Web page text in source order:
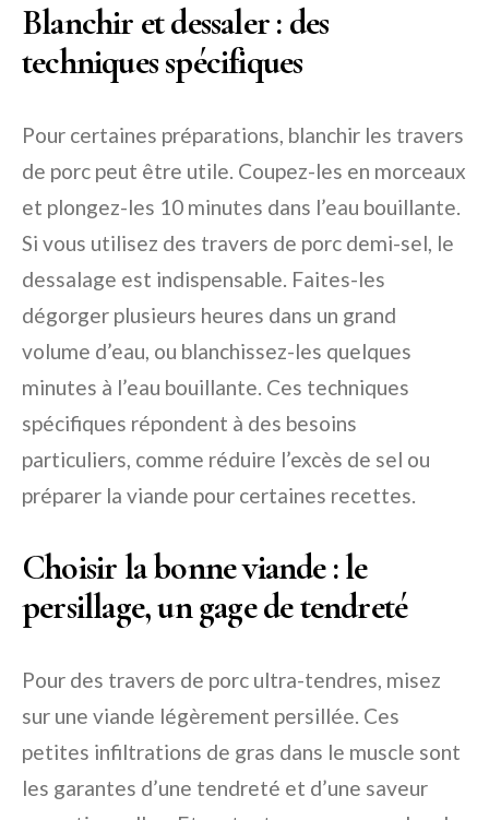
Blanchir et dessaler : des
techniques spécifiques
Pour certaines préparations, blanchir les travers
de porc peut être utile. Coupez-les en morceaux
et plongez-les 10 minutes dans l’eau bouillante.
Si vous utilisez des travers de porc demi-sel, le
dessalage est indispensable. Faites-les
dégorger plusieurs heures dans un grand
volume d’eau, ou blanchissez-les quelques
minutes à l’eau bouillante. Ces techniques
spécifiques répondent à des besoins
particuliers, comme réduire l’excès de sel ou
préparer la viande pour certaines recettes.
Choisir la bonne viande : le
persillage, un gage de tendreté
Pour des travers de porc ultra-tendres, misez
sur une viande légèrement persillée. Ces
petites infiltrations de gras dans le muscle sont
les garantes d’une tendreté et d’une saveur